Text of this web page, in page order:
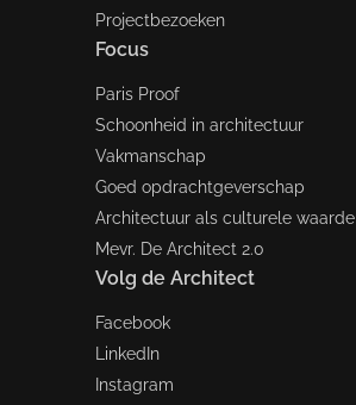
Projectbezoeken
Focus
Paris Proof
Schoonheid in architectuur
Vakmanschap
Goed opdrachtgeverschap
Architectuur als culturele waarde
Mevr. De Architect 2.0
Volg de Architect
Facebook
LinkedIn
Instagram